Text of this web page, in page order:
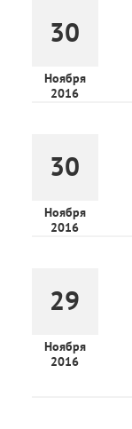
30
Ноября
2016
30
Ноября
2016
29
Ноября
2016